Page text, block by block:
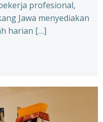
profesional,
Jawa menyediakan
harian […]